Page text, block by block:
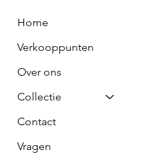
Home
Verkooppunten
Over ons
Collectie
Contact
Vragen